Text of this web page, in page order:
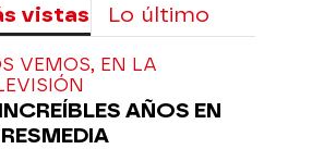
vistas Lo último
VEMOS, EN LA
AÑOS EN